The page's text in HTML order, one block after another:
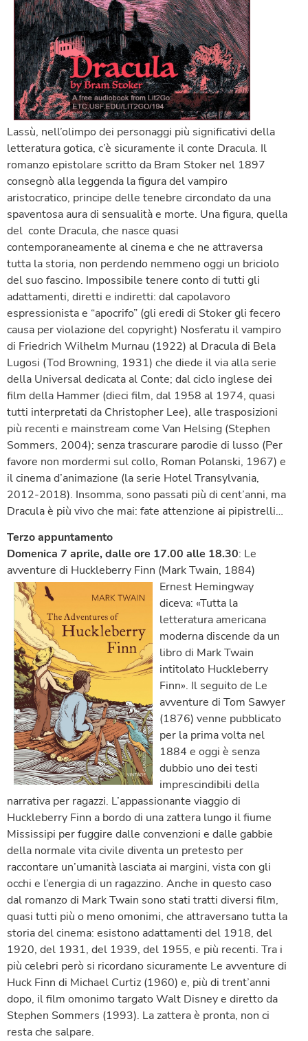
Lassù, nell’olimpo dei personaggi più significativi della
letteratura gotica, c’è sicuramente il conte Dracula. Il
romanzo epistolare scritto da Bram Stoker nel 1897
consegnò alla leggenda la figura del vampiro
aristocratico, principe delle tenebre circondato da una
spaventosa aura di sensualità e morte. Una figura, quella
del conte Dracula, che nasce quasi
contemporaneamente al cinema e che ne attraversa
tutta la storia, non perdendo nemmeno oggi un briciolo
del suo fascino. Impossibile tenere conto di tutti gli
adattamenti, diretti e indiretti: dal capolavoro
espressionista e “apocrifo” (gli eredi di Stoker gli fecero
causa per violazione del copyright) Nosferatu il vampiro
di Friedrich Wilhelm Murnau (1922) al Dracula di Bela
Lugosi (Tod Browning, 1931) che diede il via alla serie
della Universal dedicata al Conte; dal ciclo inglese dei
film della Hammer (dieci film, dal 1958 al 1974, quasi
tutti interpretati da Christopher Lee), alle trasposizioni
più recenti e mainstream come Van Helsing (Stephen
Sommers, 2004); senza trascurare parodie di lusso (Per
favore non mordermi sul collo, Roman Polanski, 1967) e
il cinema d’animazione (la serie Hotel Transylvania,
2012-2018). Insomma, sono passati più di cent’anni, ma
Dracula è più vivo che mai: fate attenzione ai pipistrelli…
Terzo appuntamento
Domenica 7 aprile, dalle ore 17.00 alle 18.30: Le
avventure di Huckleberry Finn (Mark Twain, 1884)
Ernest Hemingway
diceva: «Tutta la
letteratura americana
moderna discende da un
libro di Mark Twain
intitolato Huckleberry
Finn». Il seguito de Le
avventure di Tom Sawyer
(1876) venne pubblicato
per la prima volta nel
1884 e oggi è senza
dubbio uno dei testi
imprescindibili della
narrativa per ragazzi. L’appassionante viaggio di
Huckleberry Finn a bordo di una zattera lungo il fiume
Mississipi per fuggire dalle convenzioni e dalle gabbie
della normale vita civile diventa un pretesto per
raccontare un’umanità lasciata ai margini, vista con gli
occhi e l’energia di un ragazzino. Anche in questo caso
dal romanzo di Mark Twain sono stati tratti diversi film,
quasi tutti più o meno omonimi, che attraversano tutta la
storia del cinema: esistono adattamenti del 1918, del
1920, del 1931, del 1939, del 1955, e più recenti. Tra i
più celebri però si ricordano sicuramente Le avventure di
Huck Finn di Michael Curtiz (1960) e, più di trent’anni
dopo, il film omonimo targato Walt Disney e diretto da
Stephen Sommers (1993). La zattera è pronta, non ci
resta che salpare.